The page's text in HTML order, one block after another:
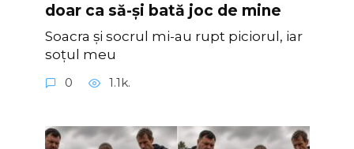
doar ca să-și bată joc de mine
Soacra și socrul mi-au rupt piciorul, iar
soțul meu
0 1.1k.